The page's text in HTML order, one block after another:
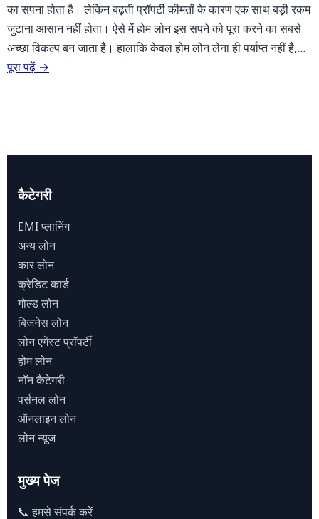
का सपना होता है। लेकिन बढ़ती प्रॉपर्टी कीमतों के कारण एक साथ बड़ी रकम
जुटाना आसान नहीं होता। ऐसे में होम लोन इस सपने को पूरा करने का सबसे
अच्छा विकल्प बन जाता है। हालांकि केवल होम लोन लेना ही पर्याप्त नहीं है,…
पूरा पढ़ें →
कैटेगरी
EMI प्लानिंग
अन्य लोन
कार लोन
क्रेडिट कार्ड
गोल्ड लोन
बिजनेस लोन
लोन एगेंस्ट प्राॅपर्टी
होम लोन
नाॅन कैटेगरी
पर्सनल लोन
ऑनलाइन लोन
लोन न्यूज
मुख्य पेज
📞 हमसे संपर्क करें